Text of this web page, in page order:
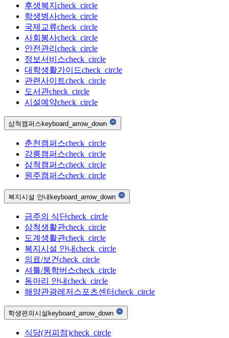
후생복지 check_circle
학생병사check_circle
국제교류check_circle
사회봉사check_circle
안전관리 check_circle
정보서비스check_circle
대학생활가이드check_circle
관련사이트check_circle
도서관check_circle
시설예약check_circle
삼척캠퍼스keyboard_arrow_down
춘천캠퍼스check_circle
강릉캠퍼스check_circle
삼척캠퍼스check_circle
원주캠퍼스check_circle
복지시설 안내keyboard_arrow_down
금주의 식단check_circle
삼척생활관check_circle
도계생활관check_circle
복지시설 안내check_circle
의료/보건check_circle
셔틀/통학버스check_circle
동아리 안내check_circle
해양관광레저스포츠센터check_circle
학생편의시설keyboard_arrow_down
식당(커피점)check_circle